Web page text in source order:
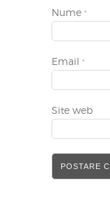
Nume *
Email *
Site web